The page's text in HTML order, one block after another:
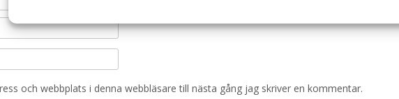
och webbplats i denna webbläsare till nästa gång jag skriver en kommentar.